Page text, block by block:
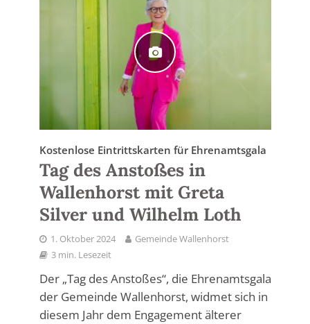
Kostenlose Eintrittskarten für Ehrenamtsgala
Tag des Anstoßes in
Wallenhorst mit Greta
Silver und Wilhelm Loth
1. Oktober 2024
Gemeinde Wallenhorst
3 min. Lesezeit
Der „Tag des Anstoßes“, die Ehrenamtsgala
der Gemeinde Wallenhorst, widmet sich in
diesem Jahr dem Engagement älterer